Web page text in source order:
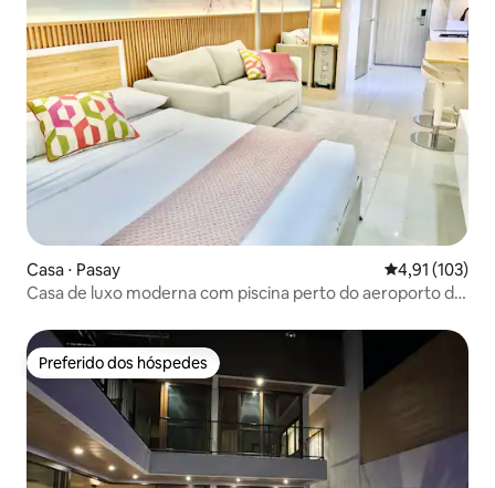
Casa ⋅ Pasay 4,91 de uma
4,91 (103)
Casa de luxo moderna com piscina perto do aeroporto de
Preferido dos hóspedes
Preferido dos hóspedes